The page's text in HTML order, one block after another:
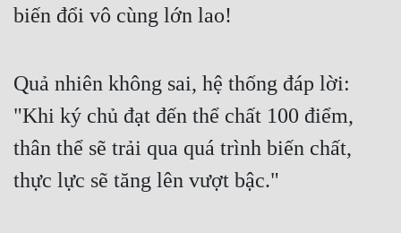
Cạnh Kỹ
Cổ Tiên Hiệp
biến đổi vô cùng lớn lao!
Quả nhiên không sai, hệ thống đáp lời:
"Khi ký chủ đạt đến thể chất 100 điểm,
thân thể sẽ trải qua quá trình biến chất,
thực lực sẽ tăng lên vượt bậc."